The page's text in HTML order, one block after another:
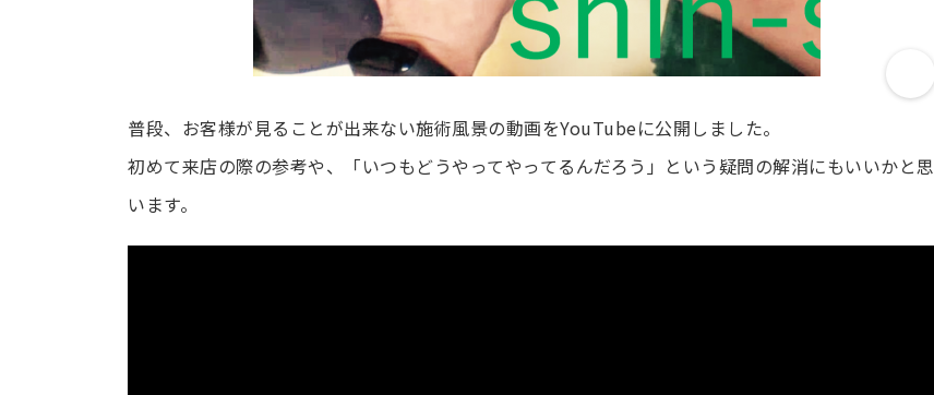
普段、お客様が見ることが出来ない施術風景の動画をYouTubeに公開しました。
初めて来店の際の参考や、「いつもどうやってやってるんだろう」という疑問の解消にもいいかと思
います。